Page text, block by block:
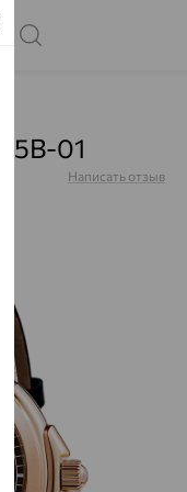
01
Написать отзыв